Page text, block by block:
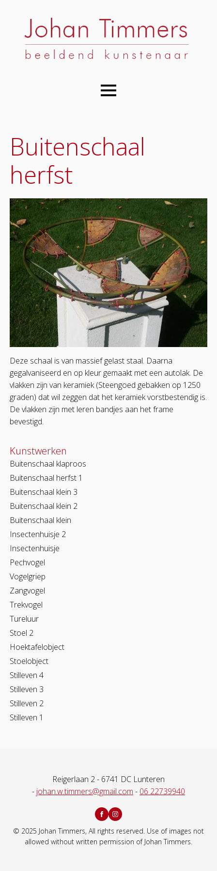
Buitenschaal
herfst
Deze schaal is van massief gelast staal. Daarna
gegalvaniseerd en op kleur gemaakt met een autolak. De
vlakken zijn van keramiek (Steengoed gebakken op 1250
graden) dat wil zeggen dat het keramiek vorstbestendig is.
De vlakken zijn met leren bandjes aan het frame
bevestigd.
Kunstwerken
Buitenschaal klaproos
Buitenschaal herfst 1
Buitenschaal klein 3
Buitenschaal klein 2
Buitenschaal klein
Insectenhuisje 2
Insectenhuisje
Pechvogel
Vogelgriep
Zangvogel
Trekvogel
Tureluur
Stoel 2
Hoektafelobject
Stoelobject
Stilleven 4
Stilleven 3
Stilleven 2
Stilleven 1
Reigerlaan 2 - 6741 DC Lunteren
- johan.w.timmers@gmail.com - 06 22739940
© 2025 Johan Timmers, All rights reserved. Use of images not
allowed without written permission of Johan Timmers.